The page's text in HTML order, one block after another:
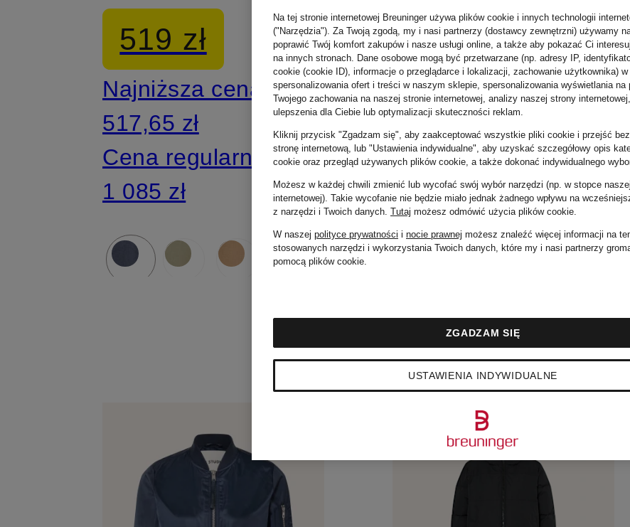
519 zł
Najniższa cena:
517,65 zł
Cena regularna:
1 085 zł
519 zł
Najniższa cena:
517,65 zł
Cena regularna:
1 085 zł
Na tej stronie internetowej Breuninger używa plików cookie i innych technologii
("Narzędzia"). Za Twoją zgodą, my i nasi partnerzy (dostawcy zewnętrzni) używamy
poprawić Twój komfort zakupów i nasze usługi online, a także aby pokazać Ci
na innych stronach. Dane osobowe mogą być przetwarzane (np. adresy IP,
cookie (cookie ID), informacje o przeglądarce i lokalizacji, zachowanie użytkownika) w
spersonalizowania ofert i treści w naszym sklepie, spersonalizowania wyświetlania na
Twojego zachowania na naszej stronie internetowej, analizy naszej strony
ulepszenia dla Ciebie lub optymalizacji skuteczności reklam.
Kliknij przycisk "Zgadzam się", aby zaakceptować wszystkie pliki cookie i przejść
stronę internetową, lub "Ustawienia indywidualne", aby uzyskać szczegółowy opis
cookie oraz przegląd używanych plików cookie, a także dokonać indywidualnego
Możesz w każdej chwili zmienić lub wycofać swój wybór narzędzi (np. w stopce
internetowej). Takie wycofanie nie będzie miało jednak żadnego wpływu na
z narzędzi i Twoich danych. Tutaj możesz odmówić użycia plików cookie.
W naszej polityce prywatności i nocie prawnej możesz znaleźć więcej informacji na
stosowanych narzędzi i wykorzystania Twoich danych, które my i nasi partnerzy
pomocą plików cookie.
USTAWIENIA INDYWIDUALNE
ZGADZAM SIĘ